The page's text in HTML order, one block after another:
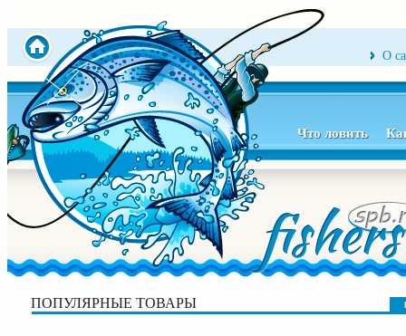
О
Что ловить
ПОПУЛЯРНЫЕ ТОВАРЫ